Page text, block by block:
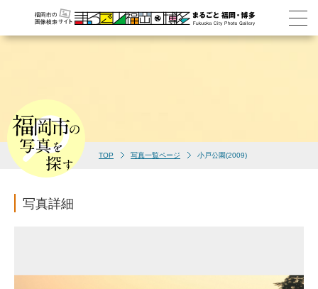
TOP 写真一覧ページ 小戸公園(2009)
写真詳細